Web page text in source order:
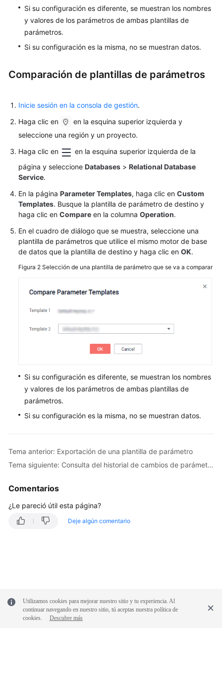
de
vida
de
la
Modificaciones
instancia
Réplicas
de
Gestión
de
DR
Copias
respaldo
de
datos
de
Plantillas
de
una
plantilla
de
Modificación
parámetros
una
instancia
RDS
plantilla
de
parámetro
Si su configuración es diferente, se muestran los nombres
y valores de los parámetros de ambas plantillas de
parámetros.
Si su configuración es la misma, no se muestran datos.
Comparación de plantillas de parámetros
Inicie sesión en la consola de gestión.
Haga clic en
en la esquina superior izquierda y
seleccione una región y un proyecto.
Haga clic en
en la esquina superior izquierda de la
página y seleccione Databases > Relational Database
Service.
En la página Parameter Templates, haga clic en Custom
Templates. Busque la plantilla de parámetro de destino y
haga clic en Compare en la columna Operation.
En el cuadro de diálogo que se muestra, seleccione una
plantilla de parámetros que utilice el mismo motor de base
de datos que la plantilla de destino y haga clic en OK.
Figura 2 Selección de una plantilla de parámetro que se va a comparar
Si su configuración es diferente, se muestran los nombres
y valores de los parámetros de ambas plantillas de
parámetros.
Si su configuración es la misma, no se muestran datos.
Tema anterior: Exportación de una plantilla de parámetro
Tema siguiente: Consulta del historial de cambios de parámetros
Comentarios
¿Le pareció útil esta página?
Deje algún comentario
Utilizamos cookies para mejorar nuestro sitio y tu experiencia. Al
continuar navegando en nuestro sitio, tú aceptas nuestra política de
cookies.
Descubre más